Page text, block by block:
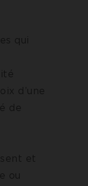
qui
d’une
de
et
ou